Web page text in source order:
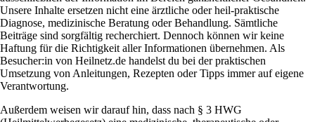
Unsere Inhalte ersetzen nicht eine ärztliche oder heil-praktische
Diagnose, medizinische Beratung oder Behandlung. Sämtliche
Beiträge sind sorgfältig recherchiert. Dennoch können wir keine
Haftung für die Richtigkeit aller Informationen übernehmen. Als
Besucher:in von Heilnetz.de handelst du bei der praktischen
Umsetzung von Anleitungen, Rezepten oder Tipps immer auf eigene
Verantwortung.
Außerdem weisen wir darauf hin, dass nach § 3 HWG